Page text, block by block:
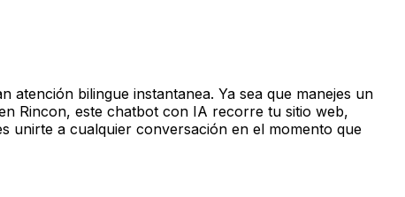
atención bilingue instantanea. Ya sea que manejes un
Rincon, este chatbot con IA recorre tu sitio web,
unirte a cualquier conversación en el momento que